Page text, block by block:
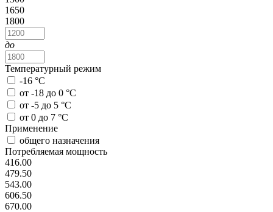
1650
1800
до
Температурный режим
-16 °C
от -18 до 0 °C
от -5 до 5 °C
от 0 до 7 °C
Применение
общего назначения
Потребляемая мощность
416.00
479.50
543.00
606.50
670.00